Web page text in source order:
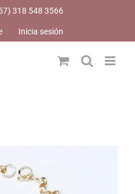
318 548 3566
Inicia sesión